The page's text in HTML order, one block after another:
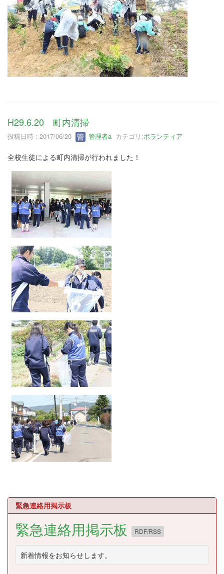
H29.6.20 町内清掃
投稿日時 : 2017/06/20 管理者a カテゴリ:ボランティア
全校生徒による町内清掃が行われました！
緊急連絡用掲示板
緊急連絡用掲示板 RDF/RSS
新着情報をお知らせします。